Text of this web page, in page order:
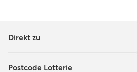
Direkt zu
Postcode Lotterie